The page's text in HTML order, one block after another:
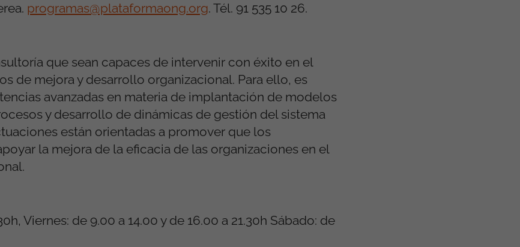
programas@plataformaong.org. Tél. 91 535 10 26.
que sean capaces de intervenir con éxito en el
de mejora y desarrollo organizacional. Para ello, es
avanzadas en materia de implantación de modelos
y desarrollo de dinámicas de gestión del sistema
están orientadas a promover que los
la mejora de la eficacia de las organizaciones en el
Viernes: de 9.00 a 14.00 y de 16.00 a 21.30h Sábado: de